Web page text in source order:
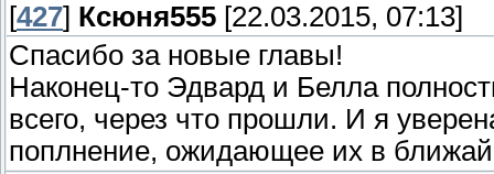
[427] Ксюня555 [22.03.2015, 07:13]
Спасибо за новые главы!
Наконец-то Эдвард и Белла
всего, через что прошли. И я
поплнение, ожидающее их в